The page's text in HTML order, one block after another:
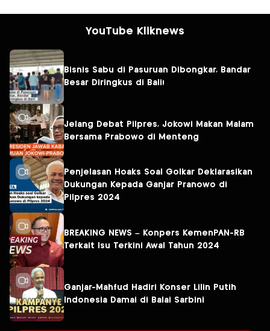
YouTube Kliknews
Bisnis Sabu di Pasuruan Dibongkar, Bandar
Besar Diringkus di Bali!
Jelang Debat Pilpres, Jokowi Makan Malam
Bersama Prabowo di Menteng
Penjelasan Hoaks Soal Golkar Deklarasikan
Dukungan Kepada Ganjar Pranowo di
Pilpres 2024
BREAKING NEWS – Konpers KemenPAN-RB
Terkait Isu Terkini Awal Tahun 2024
Ganjar-Mahfud Hadiri Konser Lilin Putih
Indonesia Damai di Balai Sarbini